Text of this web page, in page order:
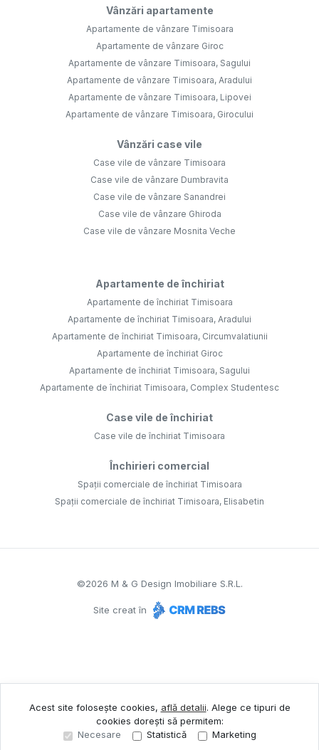
Vânzări apartamente
Apartamente de vânzare Timisoara
Apartamente de vânzare Giroc
Apartamente de vânzare Timisoara, Sagului
Apartamente de vânzare Timisoara, Aradului
Apartamente de vânzare Timisoara, Lipovei
Apartamente de vânzare Timisoara, Girocului
Vânzări case vile
Case vile de vânzare Timisoara
Case vile de vânzare Dumbravita
Case vile de vânzare Sanandrei
Case vile de vânzare Ghiroda
Case vile de vânzare Mosnita Veche
Apartamente de închiriat
Apartamente de închiriat Timisoara
Apartamente de închiriat Timisoara, Aradului
Apartamente de închiriat Timisoara, Circumvalatiunii
Apartamente de închiriat Giroc
Apartamente de închiriat Timisoara, Sagului
Apartamente de închiriat Timisoara, Complex Studentesc
Case vile de închiriat
Case vile de închiriat Timisoara
Închirieri comercial
Spații comerciale de închiriat Timisoara
Spații comerciale de închiriat Timisoara, Elisabetin
©2026 M & G Design Imobiliare S.R.L.
Site creat în
Acest site folosește cookies, află detalii. Alege ce tipuri de
cookies dorești să permitem:
Necesare
Statistică Marketing